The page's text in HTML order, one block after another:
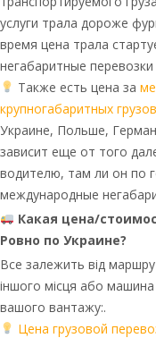
услуги трала дороже
время цена трала
негабаритные
Также есть цена за
крупногабаритных
Украине, Польше,
зависит еще от того
водителю, там ли он по
международные
Какая цена/
Ровно по Украине?
Все залежить від
іншого місця або машина
вашого вантажу:.
Цена грузовой